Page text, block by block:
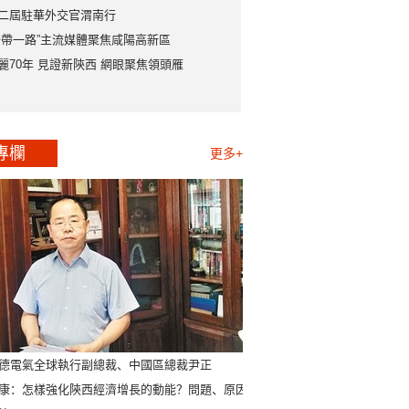
屆駐華外交官渭南行
帶一路”主流媒體聚焦咸陽高新區
70年 見證新陝西 網眼聚焦領頭雁
欄 更多+
電氣全球執行副總裁、中國區總裁尹正
：怎樣強化陝西經濟增長的動能？問題、原因